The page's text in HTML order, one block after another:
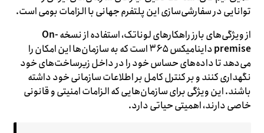
توانایی در سفارشی‌سازی این پلتفرم جهانی با الزامات بومی است.
از ویژگی‌های بارز راهکارهای لوناتک، استفاده از نسخهOn-
premise
داینامیکس ۳۶۵ است که به سازمان‌ها این امکان را
می‌دهد تا داده‌های حساس خود را در داخل زیرساخت‌های خود
نگهداری کنند و بر کنترل کامل بر اطلاعات سازمانی خود داشته
باشند. این ویژگی برای سازمان‌هایی که الزامات امنیتی و قانونی
خاصی دارند، اهمیتی حیاتی دارد.